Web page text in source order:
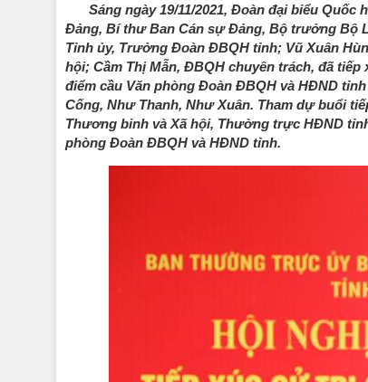
Sáng ngày 19/11/2021, Đoàn đại biểu
Đảng, Bí thư Ban Cán sự Đảng, Bộ trưởng Bộ
Tỉnh ủy, Trưởng Đoàn ĐBQH tỉnh; Vũ Xuân
hội; Cầm Thị Mẫn, ĐBQH chuyên trách, đã
điểm cầu Văn phòng Đoàn ĐBQH và HĐND
Cống, Như Thanh, Như Xuân. Tham dự buổi
Thương binh và Xã hội, Thường trực HĐND
phòng Đoàn ĐBQH và HĐND tỉnh.